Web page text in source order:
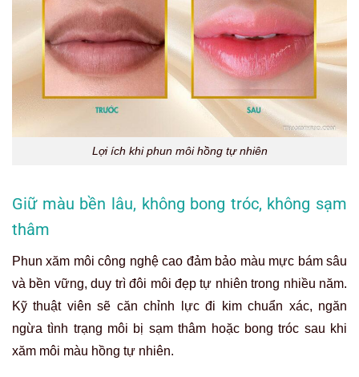
Lợi ích khi phun môi hồng tự nhiên
Giữ màu bền lâu, không bong tróc, không sạm
thâm
Phun xăm môi công nghệ cao đảm bảo màu mực bám sâu
và bền vững, duy trì đôi môi đẹp tự nhiên trong nhiều năm.
Kỹ thuật viên sẽ căn chỉnh lực đi kim chuẩn xác, ngăn
ngừa tình trạng môi bị sạm thâm hoặc bong tróc sau khi
xăm môi màu hồng tự nhiên.